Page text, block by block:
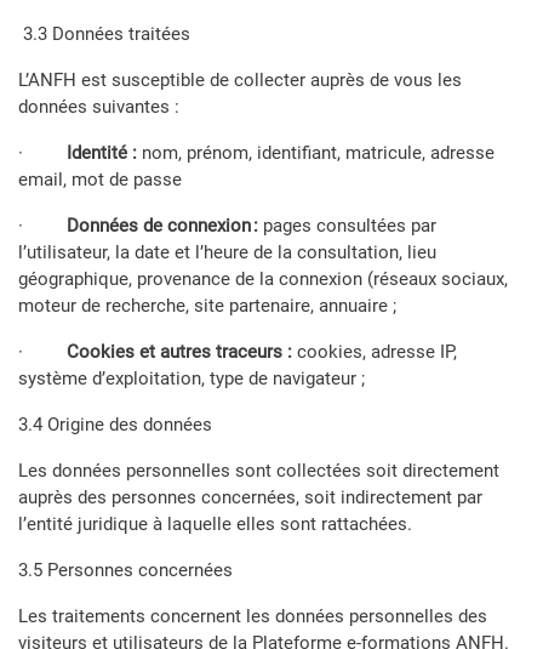
3.3 Données traitées
L’ANFH est susceptible de collecter auprès de vous les
données suivantes :
· Identité : nom, prénom, identifiant, matricule, adresse
email, mot de passe
· Données de connexion : pages consultées par
l’utilisateur, la date et l’heure de la consultation, lieu
géographique, provenance de la connexion (réseaux sociaux,
moteur de recherche, site partenaire, annuaire ;
· Cookies et autres traceurs : cookies, adresse IP,
système d’exploitation, type de navigateur ;
3.4 Origine des données
Les données personnelles sont collectées soit directement
auprès des personnes concernées, soit indirectement par
l’entité juridique à laquelle elles sont rattachées.
3.5 Personnes concernées
Les traitements concernent les données personnelles des
visiteurs et utilisateurs de la Plateforme e-formations ANFH.